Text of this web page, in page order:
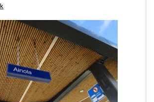
(Prague) " 写真のキャプションをアッ
ら" 更新しました。News Letters のお知ら
像をアップしています。
(Prague) " 写真を更新しました。